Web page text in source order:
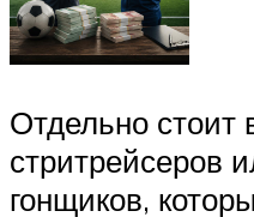
Отдельно стоит
стритрейсеров
гонщиков,